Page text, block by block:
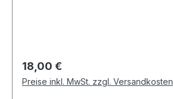
Regulärer Preis:
18,00 €
Preise inkl. MwSt. zzgl. Versandkosten